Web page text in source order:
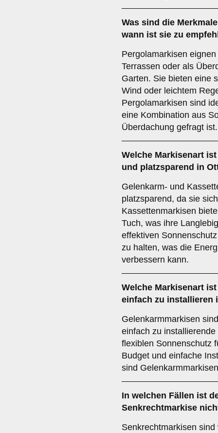
Was sind die
wann ist sie zu
Pergolamarkisen
Terrassen oder als
Garten. Sie bieten eine
Wind oder leichtem
Pergolamarkisen sind
eine Kombination aus
Überdachung gefragt ist.
Welche Markisenart
und platzsparend in
Gelenkarm- und
platzsparend, da sie
Kassettenmarkisen
Tuch, was ihre
effektiven
zu halten, was die
verbessern kann.
Welche Markisenart
einfach zu installieren
Gelenkarmmarkisen
einfach zu
flexiblen Sonnenschutz
Budget und einfache
sind
In welchen Fällen ist
Senkrechtmarkise
Senkrechtmarkisen